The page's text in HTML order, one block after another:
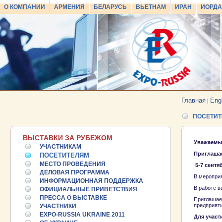
О КОМПАНИИ АРМЕНИЯ БЕЛАРУСЬ ВЬЕТНАМ ИРАН
Главная |
ВЫСТАВКИ ЗА РУБЕЖОМ
УЧАСТНИКАМ
ПОСЕТИТЕЛЯМ
МЕСТО ПРОВЕДЕНИЯ
ДЕЛОВАЯ ПРОГРАММА
ИНФОРМАЦИОННАЯ ПОДДЕРЖКА
ОФИЦИАЛЬНЫЕ ПРИВЕТСТВИЯ
ПРЕССА О ВЫСТАВКЕ
УЧАСТНИКИ
EXPO-RUSSIA UKRAINE 2011
25.06.2026 ::Пост-релиз
5-7
В
В работе
Для